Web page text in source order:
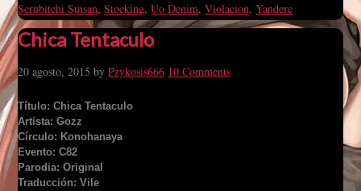
Serubitchi Suisan,Stocking,Uo Denim,Violacion,Yandere
Chica Tentaculo
20 agosto, 2015 byPzykosis666 10 Comments
Título: Chica Tentaculo
Artista: Gozz
Círculo: Konohanaya
Evento: C82
Parodia: Original
Traducción: Vile